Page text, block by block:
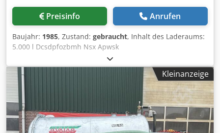
Preisinfo Anrufen
Baujahr: 1985, Zustand: gebraucht, Inhalt des Laderaums:
5.000 l Dcsdpfozbmh Nsx Apwsk
Kleinanzeige